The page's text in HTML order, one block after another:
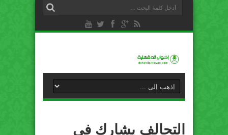
التحالف يشارك فى